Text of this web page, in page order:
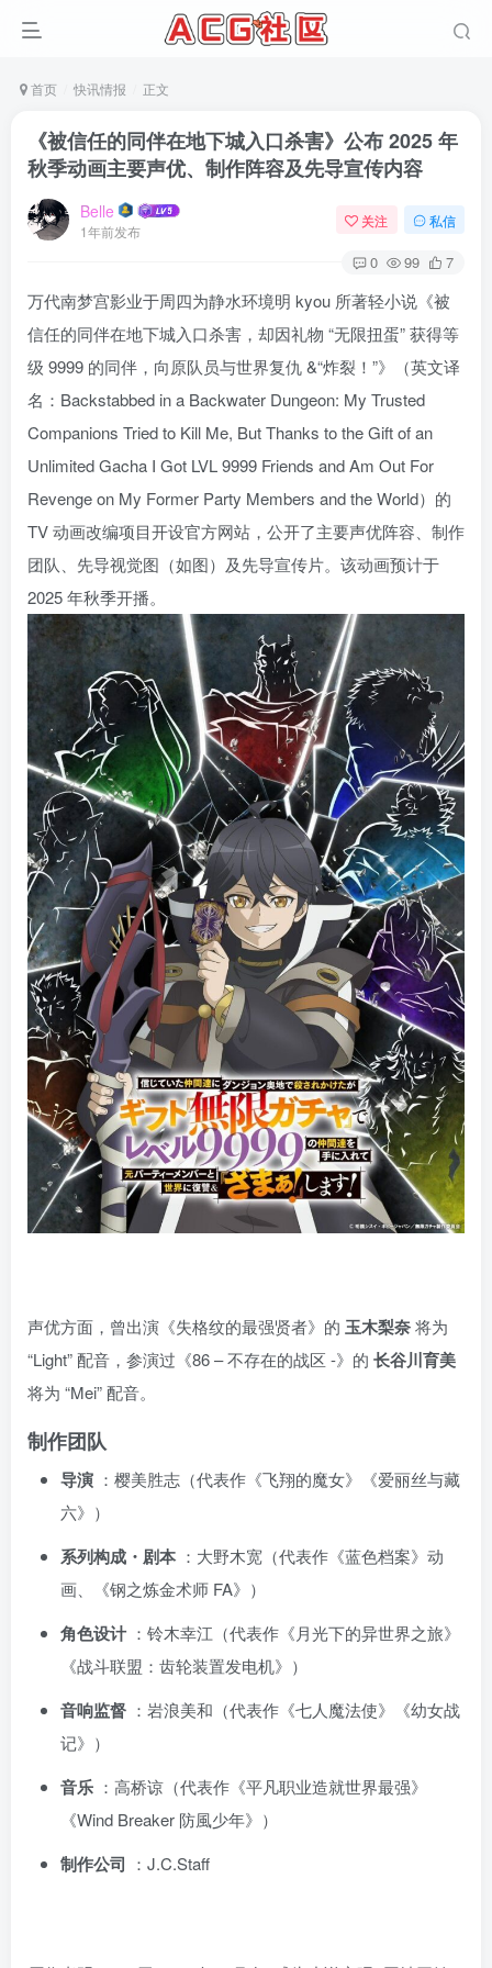
首页 快讯情报 正文
《被信任的同伴在地下城入口杀害》公布 2025 年
秋季动画主要声优、制作阵容及先导宣传内容
Belle
1年前发布
关注 私信
0 99 7
万代南梦宫影业于周四为静水环境明 kyou 所著轻小说《被
信任的同伴在地下城入口杀害，却因礼物 “无限扭蛋” 获得等
级 9999 的同伴，向原队员与世界复仇 &“炸裂！”》（英文译
名：Backstabbed in a Backwater Dungeon: My Trusted
Companions Tried to Kill Me, But Thanks to the Gift of an
Unlimited Gacha I Got LVL 9999 Friends and Am Out For
Revenge on My Former Party Members and the World）的
TV 动画改编项目开设官方网站，公开了主要声优阵容、制作
团队、先导视觉图（如图）及先导宣传片。该动画预计于
2025 年秋季开播。
声优方面，曾出演《失格纹的最强贤者》的 玉木梨奈将为
“Light” 配音，参演过《86 – 不存在的战区 -》的 长谷川育美
将为 “Mei” 配音。
制作团队
导演 ：樱美胜志（代表作《飞翔的魔女》《爱丽丝与藏
六》）
系列构成・剧本 ：大野木宽（代表作《蓝色档案》动
画、《钢之炼金术师 FA》）
角色设计 ：铃木幸江（代表作《月光下的异世界之旅》
《战斗联盟：齿轮装置发电机》）
音响监督 ：岩浪美和（代表作《七人魔法使》《幼女战
记》）
音乐 ：高桥谅（代表作《平凡职业造就世界最强》
《Wind Breaker 防風少年》）
制作公司 ：J.C.Staff